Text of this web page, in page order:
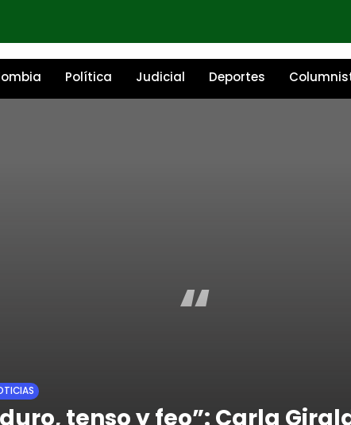
Política Judicial Deportes
“
tenso y feo”: Carla